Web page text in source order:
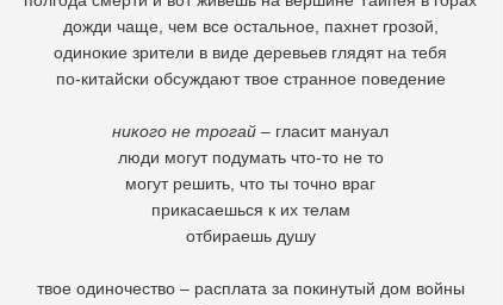
дожди чаще, чем все остальное, пахнет грозой,
одинокие зрители в виде деревьев глядят на тебя
по-китайски обсуждают твое странное поведение
никого не трогай – гласит мануал
люди могут подумать что-то не то
могут решить, что ты точно враг
прикасаешься к их телам
отбираешь душу
твое одиночество – расплата за покинутый дом войны